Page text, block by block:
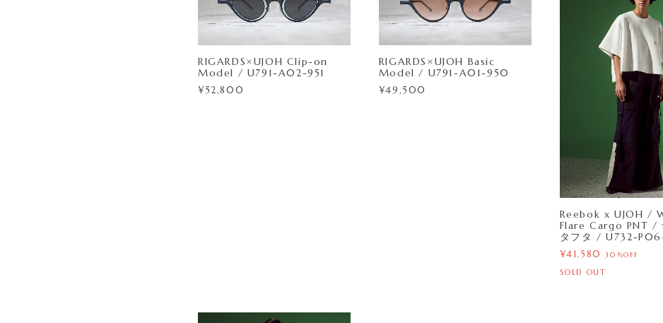
RIGARDS×UJOH Clip-on
Model / U791-A02-951
¥52,800
RIGARDS×UJOH Basic
Model / U791-A01-950
¥49,500
Reebok x UJOH /
Flare Cargo PNT /
タフタ / U732-
¥41,580 30%OFF
SOLD OUT